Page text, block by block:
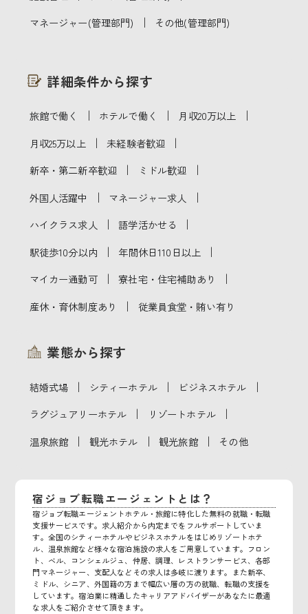
マネージャー(管理部門) ｜ その他(管理部門)
詳細条件から探す
旅館で働く ｜ ホテルで働く ｜ 月収20万以上 ｜
月収25万以上 ｜ 未経験者歓迎 ｜
新卒・第二新卒歓迎 ｜ ミドル歓迎 ｜
外国人活躍中 ｜ マネージャー求人 ｜
ハイクラス求人 ｜ 語学活かせる ｜
駅徒歩10分以内 ｜ 年間休日110日以上 ｜
マイカー通勤可 ｜ 寮社宅・住宅補助あり ｜
産休・育休制度あり ｜ 従業員食堂・賄い有り
業態から探す
結婚式場 ｜ シティーホテル ｜ ビジネスホテル ｜
ラグジュアリーホテル ｜ リゾートホテル ｜
温泉旅館 ｜ 観光ホテル ｜ 観光旅館 ｜ その他
宿ジョブ転職エージェントとは？
宿ジョブ転職エージェントホテル・旅館に特化した無料の就職・転職
支援サービスです。求人紹介から内定までをフルサポートしていま
す。全国のシティーホテルやビジネスホテルをはじめリゾートホテ
ル、温泉旅館など様々な宿泊施設の求人をご用意しています。フロン
ト、ベル、コンシェルジュ、仲居、調理、レストランサービス、各部
門マネージャー、支配人などその求人は多岐に渡ります。また新卒、
ミドル、シニア、外国籍の方まで幅広い層の方の就職、転職の支援を
しています。宿泊業に精通したキャリアアドバイザーがあなたに最適
な求人をご紹介させて頂きます。